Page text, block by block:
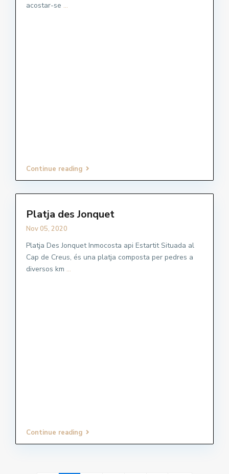
acostar-se ...
Continue reading
Platja des Jonquet
Nov 05, 2020
Platja Des Jonquet Inmocosta api Estartit Situada al
Cap de Creus, és una platja composta per pedres a
diversos km ...
Continue reading